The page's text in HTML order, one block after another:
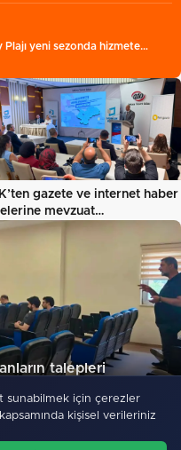
yeni sezonda hizmete…
gazete ve internet haber
mevzuat…
talepleri
sunabilmek için çerezler
kişisel verileriniz